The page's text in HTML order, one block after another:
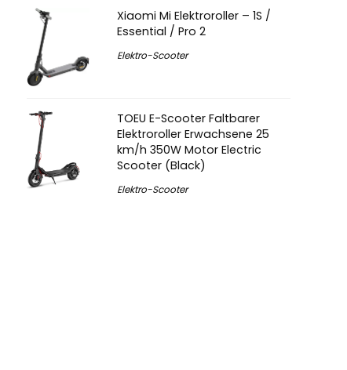
Xiaomi Mi Elektroroller – 1S /
Essential / Pro 2
Elektro-Scooter
TOEU E-Scooter Faltbarer
Elektroroller Erwachsene 25
km/h 350W Motor Electric
Scooter (Black)
Elektro-Scooter